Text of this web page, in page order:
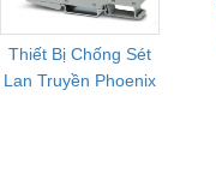
Thiết Bị Chống Sét
Lan Truyền Phoenix